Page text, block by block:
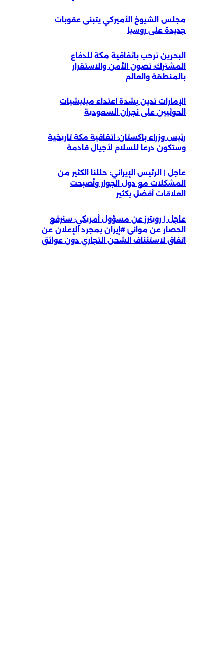
مجلس الشيوخ الأميركي يتبنى عقوبات
جديدة على روسيا
البحرين ترحب باتفاقية مكة للدفاع
المشترك: تصون الأمن والاستقرار
بالمنطقة والعالم
الإمارات تدين بشدة اعتداء ميليشيات
الحوثيين على نجران السعودية
رئيس وزراء باكستان: اتفاقية مكة تاريخية
وستكون درعا للسلام لأجيال قادمة
عاجل | الرئيس الإيراني: حللنا الكثير من
المشكلات مع دول الجوار وأصبحت
العلاقات أفضل بكثير
عاجل | رويترز عن مسؤول أمريكي: سنرفع
الحصار عن موانئ #إيران بمجرد الإعلان عن
اتفاق لاستئناف الشحن التجاري دون عوائق